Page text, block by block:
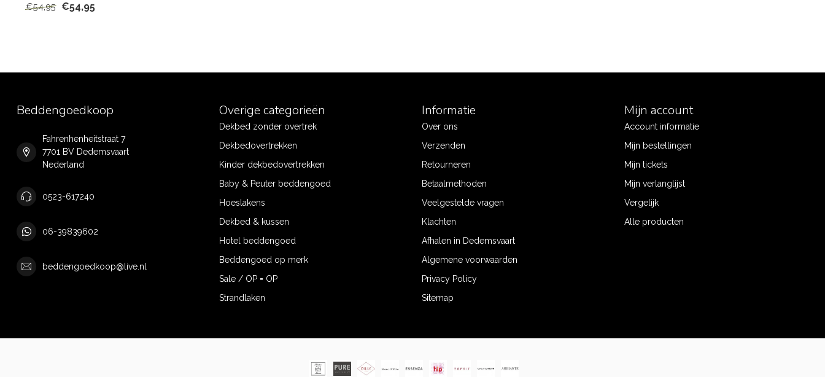
€54,95 €54,95
Beddengoedkoop
Fahrenhenheitstraat 7
7701 BV Dedemsvaart
Nederland
0523-617240
06-39839602
beddengoedkoop@live.nl
Overige categorieën
Dekbed zonder overtrek
Dekbedovertrekken
Kinder dekbedovertrekken
Baby & Peuter beddengoed
Hoeslakens
Dekbed & kussen
Hotel beddengoed
Beddengoed op merk
Sale / OP = OP
Strandlaken
Informatie
Over ons
Verzenden
Retourneren
Betaalmethoden
Veelgestelde vragen
Klachten
Afhalen in Dedemsvaart
Algemene voorwaarden
Privacy Policy
Sitemap
Mijn account
Account informatie
Mijn bestellingen
Mijn tickets
Mijn verlanglijst
Vergelijk
Alle producten